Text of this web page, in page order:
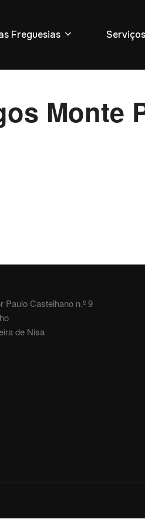
Freguesias Serviços
Monte
Paulo Castelhano n.º 9
de Nisa